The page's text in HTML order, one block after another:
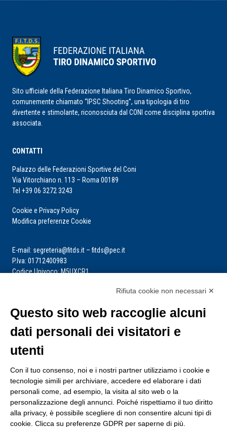
Sito ufficiale della Federazione Italiana Tiro Dinamico Sportivo,
comunemente chiamato “IPSC Shooting”, una tipologia di tiro
divertente e stimolante, riconosciuta dal CONI come disciplina sportiva
associata.
CONTATTI
Palazzo delle Federazioni Sportive del Coni
Via Vitorchiano n. 113 – Roma 00189
Tel +39 06 3272 3243
Cookie e Privacy Policy
Modifica preferenze Cookie
E-mail: segreteria@fitds.it – fitds@pec.it
P.Iva: 01712400983
Codice Univoco: M5UXCR1
La segreteria è aperta dal lunedì al venerdì dalle ore 9:00 alle ore 14:00
Rifiuta cookie non necessari ✕
Questo sito web raccoglie alcuni
dati personali dei visitatori e
utenti
Con il tuo consenso, noi e i nostri partner utilizziamo i cookie e
tecnologie simili per archiviare, accedere ed elaborare i dati
personali come, ad esempio, la visita al sito web o la
personalizzazione degli annunci. Poiché rispettiamo il tuo diritto
alla privacy, è possibile scegliere di non consentire alcuni tipi di
cookie. Clicca su preferenze GDPR per saperne di più.